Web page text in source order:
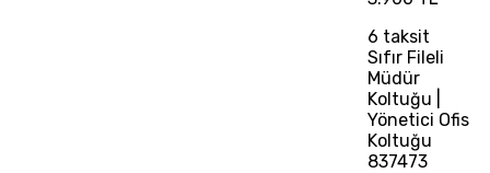
6 taksit
Sıfır Fileli
Müdür
Koltuğu |
Yönetici Ofis
Koltuğu
837473